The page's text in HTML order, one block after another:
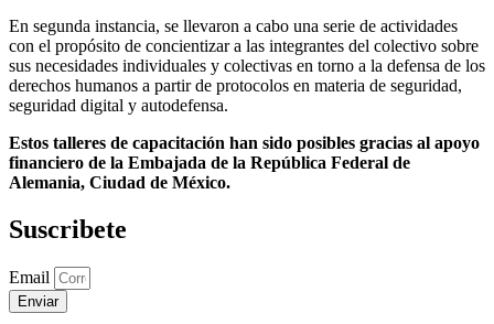
En segunda instancia, se llevaron a cabo una serie de actividades
con el propósito de concientizar a las integrantes del colectivo sobre
sus necesidades individuales y colectivas en torno a la defensa de los
derechos humanos a partir de protocolos en materia de seguridad,
seguridad digital y autodefensa.
Estos talleres de capacitación han sido posibles gracias al apoyo
financiero de la Embajada de la República Federal de
Alemania, Ciudad de México.
Suscribete
Email
Enviar